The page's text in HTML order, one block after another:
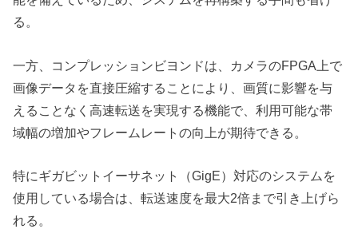
る。
一方、コンプレッションビヨンドは、カメラのFPGA上で
画像データを直接圧縮することにより、画質に影響を与
えることなく高速転送を実現する機能で、利用可能な帯
域幅の増加やフレームレートの向上が期待できる。
特にギガビットイーサネット（GigE）対応のシステムを
使用している場合は、転送速度を最大2倍まで引き上げら
れる。